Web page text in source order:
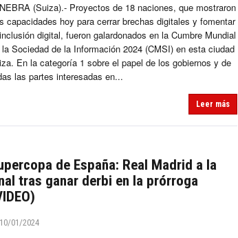
(Suiza).- Proyectos de 18 naciones, que mostraron
capacidades hoy para cerrar brechas digitales y fomentar
digital, fueron galardonados en la Cumbre Mundial
Sociedad de la Información 2024 (CMSI) en esta ciudad
En la categoría 1 sobre el papel de los gobiernos y de
las partes interesadas en...
Leer más
de España: Real Madrid a la
tras ganar derbi en la prórroga
10/01/2024